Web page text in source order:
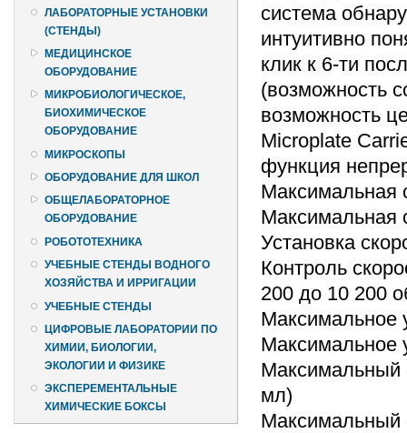
ЛАБОРАТОРНЫЕ УСТАНОВКИ
(СТЕНДЫ)
МЕДИЦИНСКОЕ
ОБОРУДОВАНИЕ
МИКРОБИОЛОГИЧЕСКОЕ,
БИОХИМИЧЕСКОЕ
ОБОРУДОВАНИЕ
МИКРОСКОПЫ
ОБОРУДОВАНИЕ ДЛЯ ШКОЛ
ОБЩЕЛАБОРАТОРНОЕ
ОБОРУДОВАНИЕ
РОБОТОТЕХНИКА
УЧЕБНЫЕ СТЕНДЫ ВОДНОГО
ХОЗЯЙСТВА И ИРРИГАЦИИ
УЧЕБНЫЕ СТЕНДЫ
ЦИФРОВЫЕ ЛАБОРАТОРИИ ПО
ХИМИИ, БИОЛОГИИ,
ЭКОЛОГИИ И ФИЗИКЕ
ЭКСПЕРЕМЕНТАЛЬНЫЕ
ХИМИЧЕСКИЕ БОКСЫ
система
интуитивно
клик к 6-ти
(возможность
возможность
Microplate
функция
Максимальная
Максимальная
Установка
Контроль
200 до 10 200
Максимальное
Максимальное
Максимальный
мл)
Максимальный